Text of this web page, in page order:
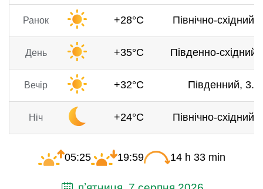
Ранок +28°C Північно-східний,
День +35°C Південно-
Вечір +32°C Південний, 3.3
Ніч +24°C Північно-східний,
05:25 19:59 14 h 33 min